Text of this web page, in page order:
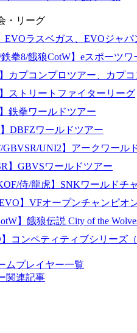
・リーグ
EVOラスベガス、EVOジャ
鉄拳8/餓狼CotW】eスポーツ
カプコンプロツアー、カプ
ストリートファイターリーグ
鉄拳ワールドツアー
DBFZワールドツアー
GBVSR/UNI2】アークワール
】GBVSワールドツアー
侍/龍虎】SNKワールドチ
】VFオープンチャンピオ
】餓狼伝説 City of the
コンペティティブシリーズ
ムプレイヤー一覧
関連記事